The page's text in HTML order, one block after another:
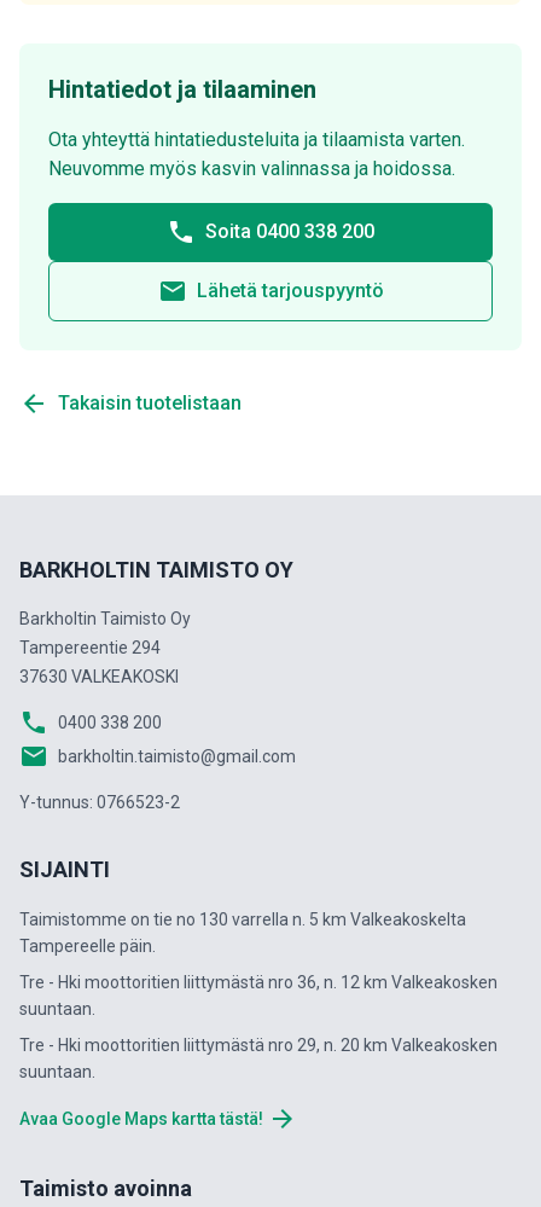
Hintatiedot ja tilaaminen
Ota yhteyttä hintatiedusteluita ja tilaamista varten.
Neuvomme myös kasvin valinnassa ja hoidossa.
phone Soita 0400 338 200
email Lähetä tarjouspyyntö
arrow_back Takaisin tuotelistaan
BARKHOLTIN TAIMISTO OY
Barkholtin Taimisto Oy
Tampereentie 294
37630 VALKEAKOSKI
phone 0400 338 200
email barkholtin.taimisto@gmail.com
Y-tunnus: 0766523-2
SIJAINTI
Taimistomme on tie no 130 varrella n. 5 km Valkeakoskelta
Tampereelle päin.
Tre - Hki moottoritien liittymästä nro 36, n. 12 km Valkeakosken
suuntaan.
Tre - Hki moottoritien liittymästä nro 29, n. 20 km Valkeakosken
suuntaan.
Avaa Google Maps kartta tästä! arrow_forward
Taimisto avoinna